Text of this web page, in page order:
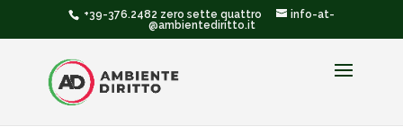
+39-376.2482 zero sette quattro
info-at-
@ambientediritto.it